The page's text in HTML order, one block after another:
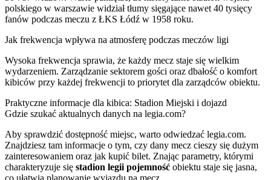
polskiego w warszawie widział tłumy sięgające nawet 40 tysięcy
fanów podczas meczu z ŁKS Łódź w 1958 roku.
Jak frekwencja wpływa na atmosferę podczas meczów ligi
Wysoka frekwencja sprawia, że każdy mecz staje się wielkim
wydarzeniem. Zarządzanie sektorem gości oraz dbałość o komfort
kibiców przy każdej frekwencji to priorytet dla zarządców obiektu.
Praktyczne informacje dla kibica: Stadion Miejski i dojazd
Gdzie szukać aktualnych danych na legia.com?
Aby sprawdzić dostępność miejsc, warto odwiedzać legia.com.
Znajdziesz tam informacje o tym, czy dany mecz cieszy się dużym
zainteresowaniem oraz jak kupić bilet. Znając parametry, którymi
charakteryzuje się stadion legii pojemność obiektu staje się jasna,
co ułatwia planowanie wyjazdu na mecz.